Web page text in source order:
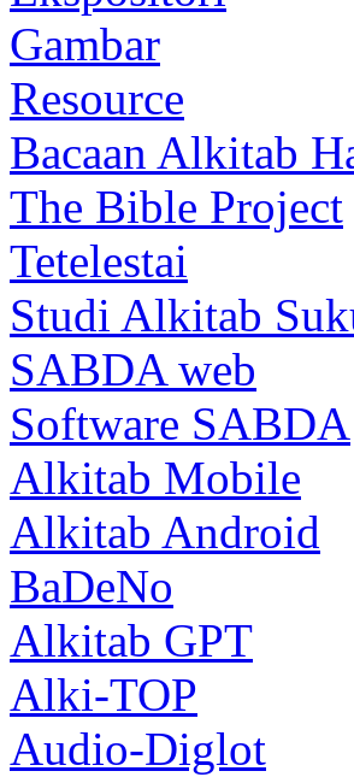
Gambar
Resource
Bacaan Alkitab
The Bible Project
Tetelestai
Studi Alkitab
SABDA web
Software SABDA
Alkitab Mobile
Alkitab Android
BaDeNo
Alkitab GPT
Alki-TOP
Audio-Diglot